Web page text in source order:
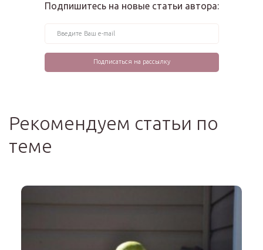
Подпишитесь на новые статьи автора:
Рекомендуем статьи по
теме